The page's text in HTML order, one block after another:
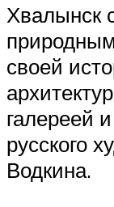
Хвалынск
своей
галереей
русского
Водкина.